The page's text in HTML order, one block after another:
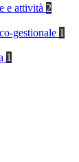
e attività 2
gestionale 1
1